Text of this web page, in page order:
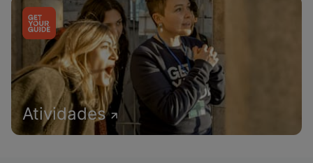
Atividades